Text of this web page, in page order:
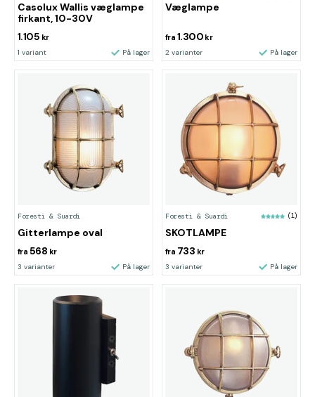
Casolux Wallis væglampe
firkant, 10-30V
1.105 kr
1 variant På lager
Væglampe
fra 1.300 kr
2 varianter På lager
Foresti & Suardi
Gitterlampe oval
fra 568 kr
3 varianter På lager
Foresti & Suardi (1)
SKOTLAMPE
fra 733 kr
3 varianter På lager